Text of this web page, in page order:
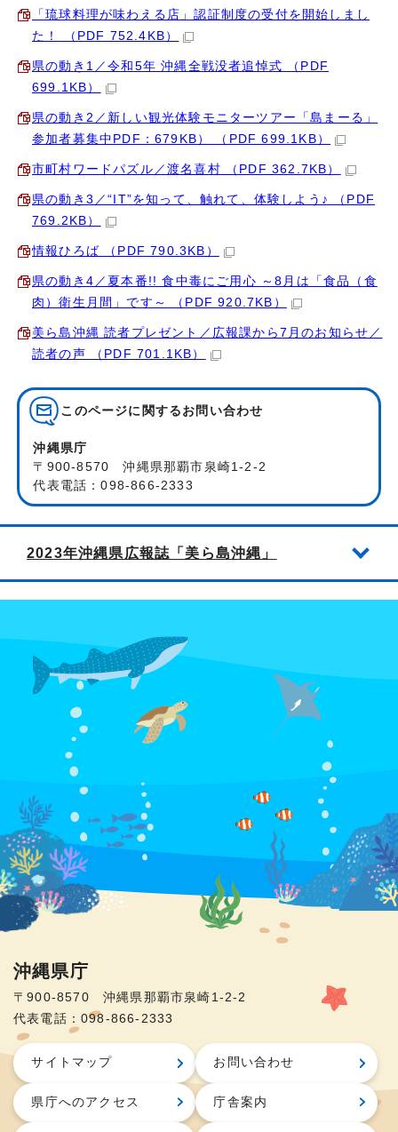
「琉球料理が味わえる店」認証制度の受付を開始しまし
た！ （PDF 752.4KB）
県の動き1／令和5年 沖縄全戦没者追悼式 （PDF
699.1KB）
県の動き2／新しい観光体験モニターツアー「島まーる」
参加者募集中PDF：679KB） （PDF 699.1KB）
市町村ワードパズル／渡名喜村 （PDF 362.7KB）
県の動き3／“IT”を知って、触れて、体験しよう♪ （PDF
769.2KB）
情報ひろば （PDF 790.3KB）
県の動き4／夏本番!! 食中毒にご用心 ～8月は「食品（食
肉）衛生月間」です～ （PDF 920.7KB）
美ら島沖縄 読者プレゼント／広報課から7月のお知らせ／
読者の声 （PDF 701.1KB）
このページに関する お問い合わせ
沖縄県庁
〒900-8570 沖縄県那覇市泉崎1-2-2
代表電話：098-866-2333
2023年沖縄県広報誌「美ら島沖縄」
沖縄県庁
〒900-8570 沖縄県那覇市泉崎1-2-2
代表電話：098-866-2333
サイトマップ お問い合わせ
県庁へのアクセス 庁舎案内